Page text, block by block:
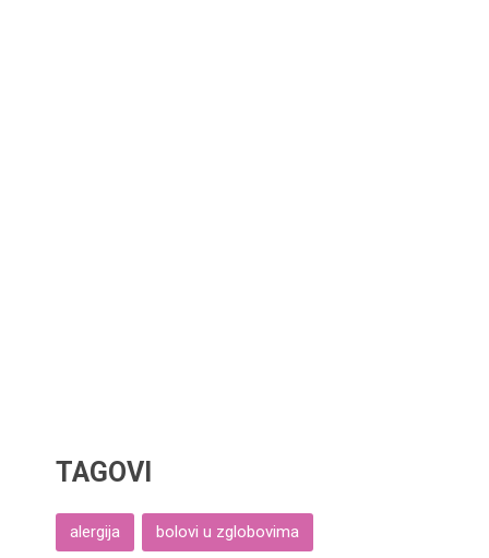
TAGOVI
alergija bolovi u zglobovima